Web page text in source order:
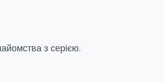
з серією.